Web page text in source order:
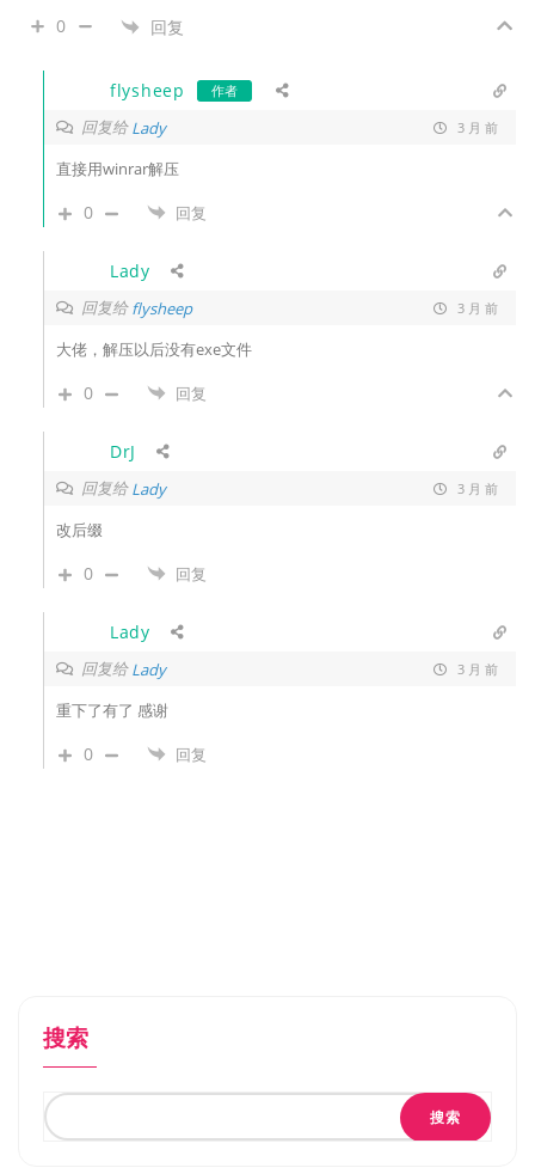
0 回复
flysheep 作者
回复给Lady 3 月 前
直接用winrar解压
0 回复
Lady
回复给flysheep 3 月 前
大佬，解压以后没有exe文件
0 回复
DrJ
回复给Lady 3 月 前
改后缀
0 回复
Lady
回复给Lady 3 月 前
重下了有了 感谢
0 回复
搜索
搜索